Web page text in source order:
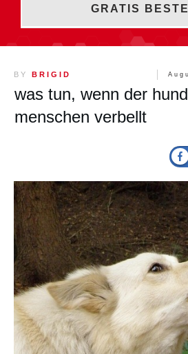
GRATIS
BY BRIGID
was tun, wenn der
menschen verbellt